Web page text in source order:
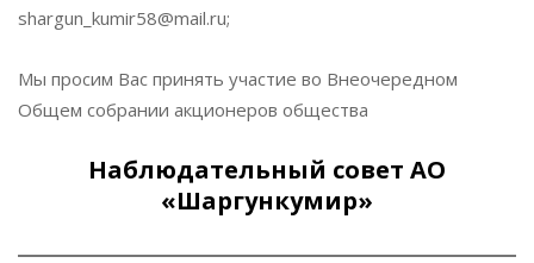
shargun_kumir58@mail.ru;
Мы просим Вас принять участие во Внеочередном
Общем собрании акционеров общества
Наблюдательный совет АО
«Шаргункумир»